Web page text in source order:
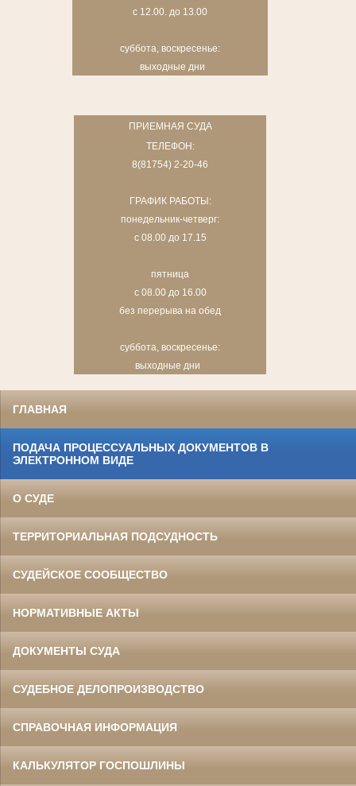
с 12.00. до 13.00
суббота, воскресенье:
выходные дни
ПРИЕМНАЯ СУДА
ТЕЛЕФОН:
8(81754) 2-20-46
ГРАФИК РАБОТЫ:
понедельник-четверг:
с 08.00 до 17.15
пятница
с 08.00 до 16.00
без перерыва на обед
суббота, воскресенье:
выходные дни
ГЛАВНАЯ
ПОДАЧА ПРОЦЕССУАЛЬНЫХ ДОКУМЕНТОВ В
ЭЛЕКТРОННОМ ВИДЕ
О СУДЕ
ТЕРРИТОРИАЛЬНАЯ ПОДСУДНОСТЬ
СУДЕЙСКОЕ СООБЩЕСТВО
НОРМАТИВНЫЕ АКТЫ
ДОКУМЕНТЫ СУДА
СУДЕБНОЕ ДЕЛОПРОИЗВОДСТВО
СПРАВОЧНАЯ ИНФОРМАЦИЯ
КАЛЬКУЛЯТОР ГОСПОШЛИНЫ